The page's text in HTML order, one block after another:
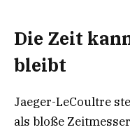
Die Zeit
bleibt
Jaeger-LeCoultre
als bloße